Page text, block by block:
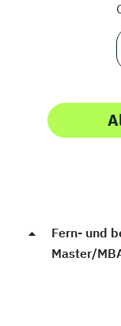
Fern- und
Master/